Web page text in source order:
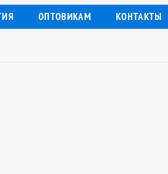
ОПТОВИКАМ КОНТАКТЫ